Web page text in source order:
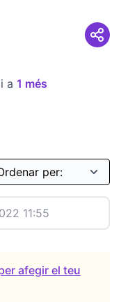
i a 1 més
11:55
afegir el teu